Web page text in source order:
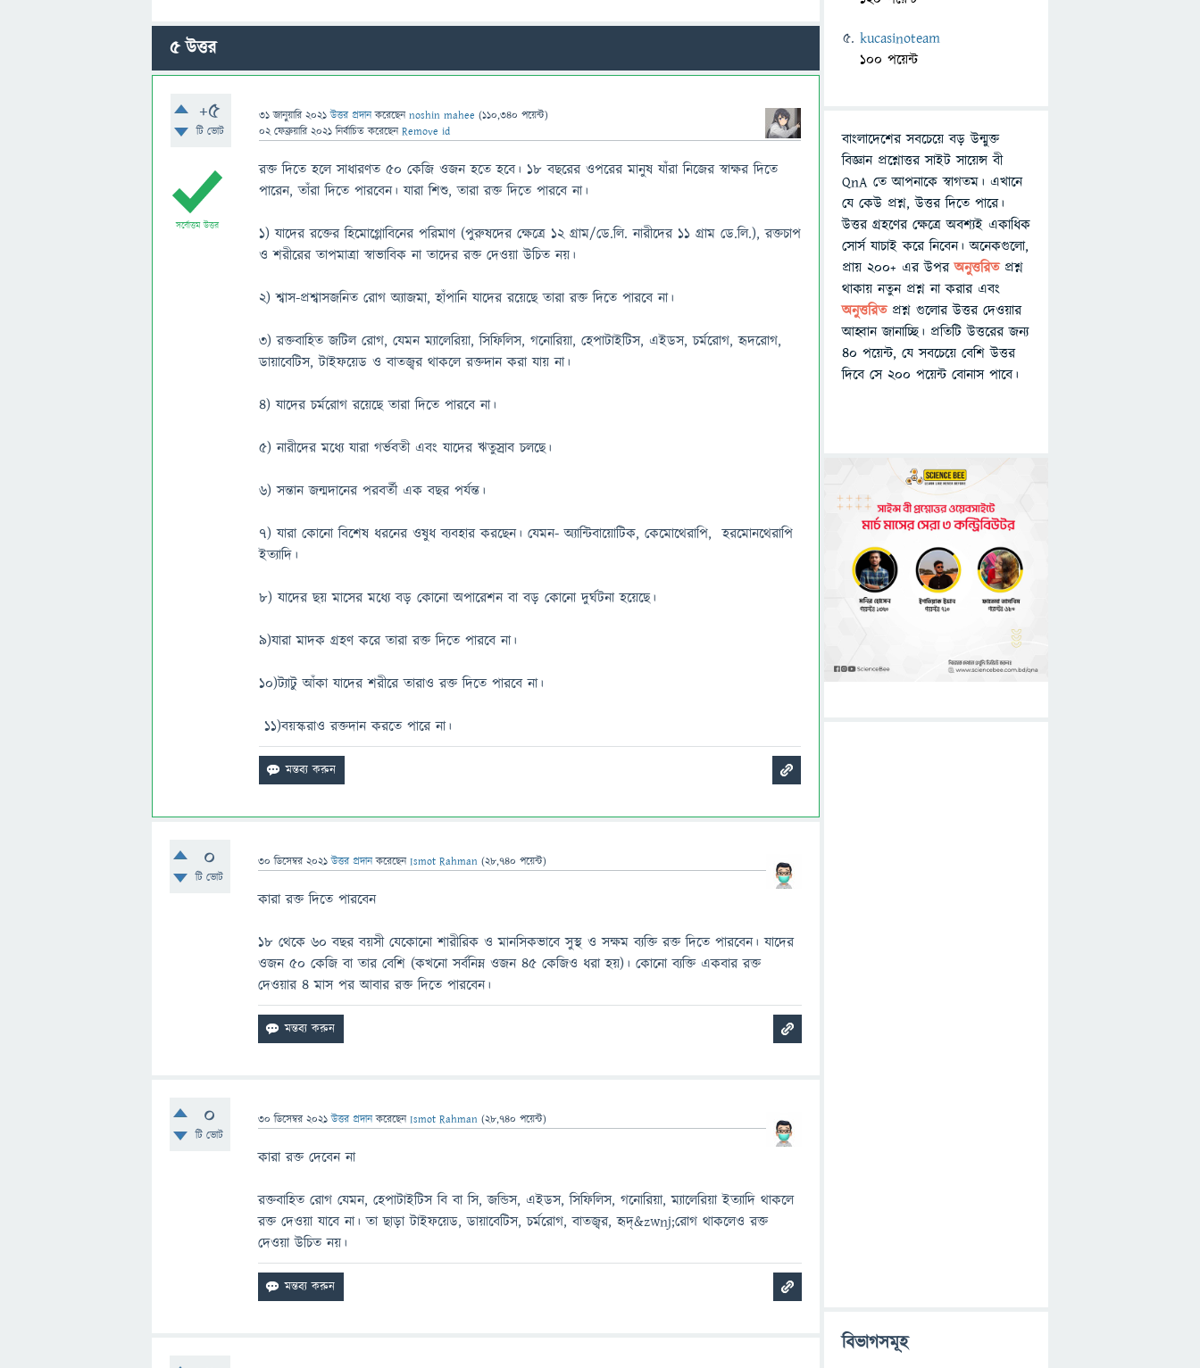
5উত্তর
+5
টি ভোট
31 জানুয়ারি 2021 উত্তর প্রদান করেছেনnoshin mahee (110,340 পয়েন্ট)
02 ফেব্রুয়ারি 2021 নির্বাচিত করেছেনRemove id
সর্বোত্তম উত্তর
রক্ত দিতে হলে সাধারণত ৫০ কেজি ওজন হতে হবে। ১৮ বছরের ওপরের মানুষ যাঁরা নিজের স্বাক্ষর দিতে
পারেন, তাঁরা দিতে পারবেন। যারা শিশু, তারা রক্ত দিতে পারবে না।
১) যাদের রক্তের হিমোগ্লোবিনের পরিমাণ (পুরুষদের ক্ষেত্রে ১২ গ্রাম/ডে.লি. নারীদের ১১ গ্রাম ডে.লি.), রক্তচাপ
ও শরীরের তাপমাত্রা স্বাভাবিক না তাদের রক্ত দেওয়া উচিত নয়।
২) শ্বাস-প্রশ্বাসজনিত রোগ অ্যাজমা, হাঁপানি যাদের রয়েছে তারা রক্ত দিতে পারবে না।
৩) রক্তবাহিত জটিল রোগ, যেমন ম্যালেরিয়া, সিফিলিস, গনোরিয়া, হেপাটাইটিস, এইডস, চর্মরোগ, হৃদরোগ,
ডায়াবেটিস, টাইফয়েড ও বাতজ্বর থাকলে রক্তদান করা যায় না।
৪) যাদের চর্মরোগ রয়েছে তারা দিতে পারবে না।
৫) নারীদের মধ্যে যারা গর্ভবতী এবং যাদের ঋতুস্রাব চলছে।
৬) সন্তান জন্মদানের পরবর্তী এক বছর পর্যন্ত।
৭) যারা কোনো বিশেষ ধরনের ওষুধ ব্যবহার করছেন। যেমন- অ্যান্টিবায়োটিক, কেমোথেরাপি, হরমোনথেরাপি
ইত্যাদি।
৮) যাদের ছয় মাসের মধ্যে বড় কোনো অপারেশন বা বড় কোনো দুর্ঘটনা হয়েছে।
৯)যারা মাদক গ্রহণ করে তারা রক্ত দিতে পারবে না।
১০)ট্যাটু আঁকা যাদের শরীরে তারাও রক্ত দিতে পারবে না।
১১)বয়স্করাও রক্তদান করতে পারে না।
0
টি ভোট
30 ডিসেম্বর 2021 উত্তর প্রদান করেছেনIsmot Rahman (28,740 পয়েন্ট)
কারা রক্ত দিতে পারবেন
১৮ থেকে ৬০ বছর বয়সী যেকোনো শারীরিক ও মানসিকভাবে সুস্থ ও সক্ষম ব্যক্তি রক্ত দিতে পারবেন। যাদের
ওজন ৫০ কেজি বা তার বেশি (কখনো সর্বনিম্ন ওজন ৪৫ কেজিও ধরা হয়)। কোনো ব্যক্তি একবার রক্ত
দেওয়ার ৪ মাস পর আবার রক্ত দিতে পারবেন।
0
টি ভোট
30 ডিসেম্বর 2021 উত্তর প্রদান করেছেনIsmot Rahman (28,740 পয়েন্ট)
কারা রক্ত দেবেন না
রক্তবাহিত রোগ যেমন, হেপাটাইটিস বি বা সি, জন্ডিস, এইডস, সিফিলিস, গনোরিয়া, ম্যালেরিয়া ইত্যাদি থাকলে
রক্ত দেওয়া যাবে না। তা ছাড়া টাইফয়েড, ডায়াবেটিস, চর্মরোগ, বাতজ্বর, হৃদ্&zwnj;রোগ থাকলেও রক্ত
দেওয়া উচিত নয়।
kucasinoteam
100 পয়েন্ট
বাংলাদেশের সবচেয়ে বড় উন্মুক্ত
বিজ্ঞান প্রশ্নোত্তর সাইট সায়েন্স বী
QnA তে আপনাকে স্বাগতম। এখানে
যে কেউ প্রশ্ন, উত্তর দিতে পারে।
উত্তর গ্রহণের ক্ষেত্রে অবশ্যই একাধিক
সোর্স যাচাই করে নিবেন। অনেকগুলো,
প্রায় ২০০+ এর উপরঅনুত্তরিতপ্রশ্ন
থাকায় নতুন প্রশ্ন না করার এবং
অনুত্তরিত প্রশ্ন গুলোর উত্তর দেওয়ার
আহ্বান জানাচ্ছি। প্রতিটি উত্তরের জন্য
৪০ পয়েন্ট, যে সবচেয়ে বেশি উত্তর
দিবে সে ২০০ পয়েন্ট বোনাস পাবে।
বিভাগসমূহ